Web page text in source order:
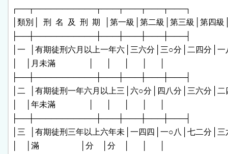
┌──┬───────────┬───┬───┬───┬───┐
│類別│  刑  名  及  刑  期  │第一級│第二級│第三級│第四級
├──┼───────────┼───┼───┼───┼───┤
│一  │有期徒刑六月以上一年六│三六分│三○分│二四分│一
│    │月未滿                │      │      │      │      │
├──┼───────────┼───┼───┼───┼───┤
│二  │有期徒刑一年六月以上三│六○分│四八分│三六分│二
│    │年未滿                │      │      │      │      │
├──┼───────────┼───┼───┼───┼───┤
│三  │有期徒刑三年以上六年未│一四四│一○八│七二分│三
│    │滿                    │分    │分    │      │      │